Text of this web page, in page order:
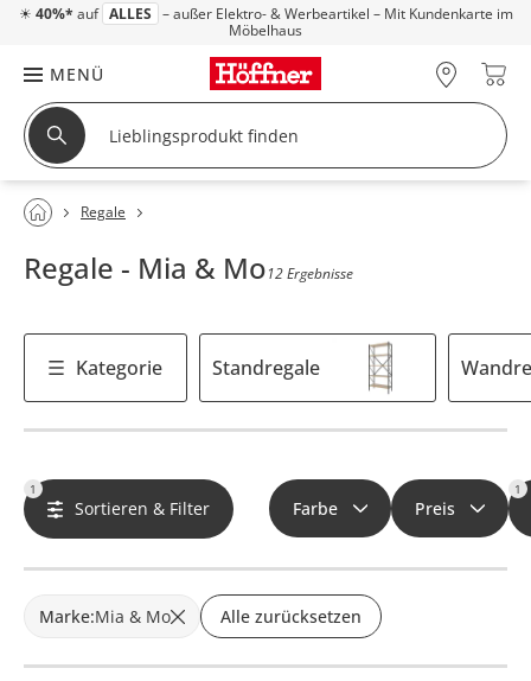
☀ 40%* auf ALLES – außer Elektro- & Werbeartikel – Mit Kundenkarte im
Möbelhaus
MENÜ
Regale
Regale - Mia & Mo12 Ergebnisse
Kategorie Standregale
1
Sortieren & Filter Farbe Preis
1
Marke:Mia & Mo Alle zurücksetzen